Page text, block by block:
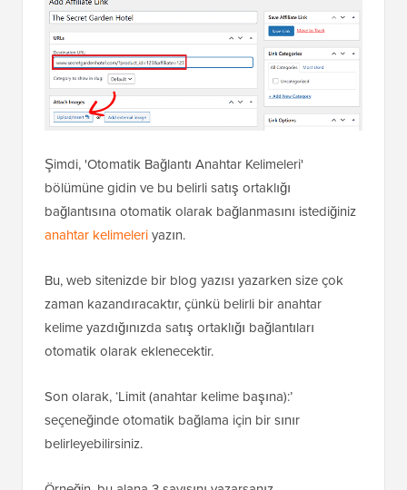
Şimdi, 'Otomatik Bağlantı Anahtar Kelimeleri'
bölümüne gidin ve bu belirli satış ortaklığı
bağlantısına otomatik olarak bağlanmasını istediğiniz
anahtar kelimeleriyazın.
Bu, web sitenizde bir blog yazısı yazarken size çok
zaman kazandıracaktır, çünkü belirli bir anahtar
kelime yazdığınızda satış ortaklığı bağlantıları
otomatik olarak eklenecektir.
Son olarak, ‘Limit (anahtar kelime başına):’
seçeneğinde otomatik bağlama için bir sınır
belirleyebilirsiniz.